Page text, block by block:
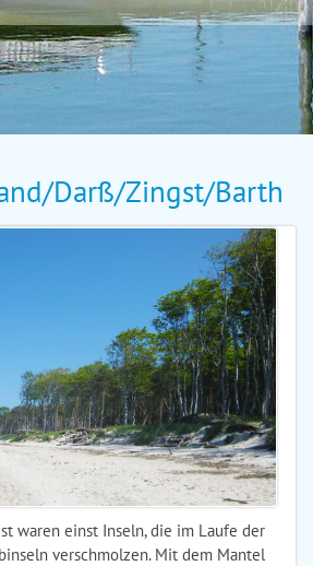
Darß/Zingst/Barth
waren einst Inseln, die im Laufe der
verschmolzen. Mit dem Mantel